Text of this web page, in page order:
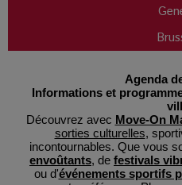
Agenda
Informations et
Découvrez avec Move-On
sorties culturelles,
incontournables. Que vous
envoûtants, de festivals
ou d'événements sportifs